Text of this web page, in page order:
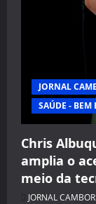
JORNAL
SAÚDE - BEM
Chris
amplia o
meio da
JORNAL